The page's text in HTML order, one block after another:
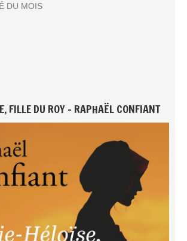
DU MOIS
FILLE DU ROY - RAPHAËL CONFIANT